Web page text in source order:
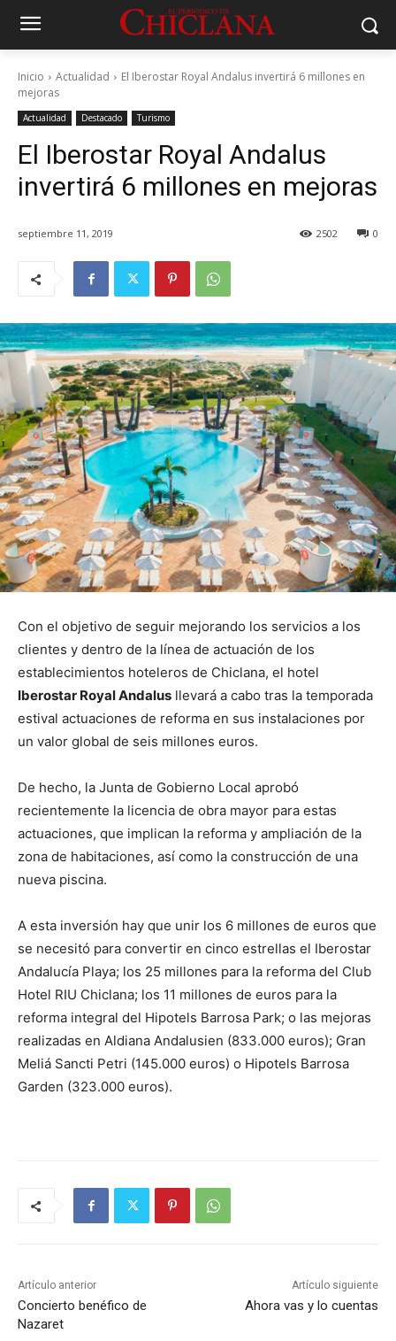
Inicio Actualidad
El Iberostar Royal Andalus invertirá 6 millones en
mejoras
Actualidad Destacado Turismo
El Iberostar Royal Andalus
invertirá 6 millones en mejoras
septiembre 11, 2019 0
2502
Con el objetivo de seguir mejorando los servicios a los
clientes y dentro de la línea de actuación de los
establecimientos hoteleros de Chiclana, el hotel
Iberostar Royal Andalus llevará a cabo tras la temporada
estival actuaciones de reforma en sus instalaciones por
un valor global de seis millones euros.
De hecho, la Junta de Gobierno Local aprobó
recientemente la licencia de obra mayor para estas
actuaciones, que implican la reforma y ampliación de la
zona de habitaciones, así como la construcción de una
nueva piscina.
A esta inversión hay que unir los 6 millones de euros que
se necesitó para convertir en cinco estrellas el Iberostar
Andalucía Playa; los 25 millones para la reforma del Club
Hotel RIU Chiclana; los 11 millones de euros para la
reforma integral del Hipotels Barrosa Park; o las mejoras
realizadas en Aldiana Andalusien (833.000 euros); Gran
Meliá Sancti Petri (145.000 euros) o Hipotels Barrosa
Garden (323.000 euros).
Artículo anterior
Concierto benéfico de
Nazaret
Artículo siguiente
Ahora vas y lo cuentas